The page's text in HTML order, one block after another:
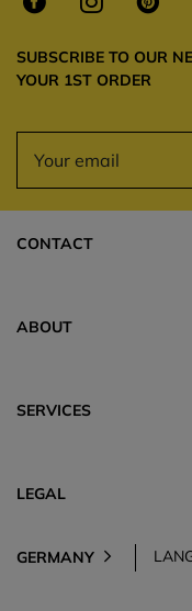
SUBSCRIBE TO OUR
YOUR 1ST ORDER
CONTACT
ABOUT
SERVICES
LEGAL
GERMANY